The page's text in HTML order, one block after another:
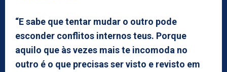
“E sabe que tentar mudar o outro pode
esconder conflitos internos teus. Porque
aquilo que às vezes mais te incomoda no
outro é o que precisas ser visto e revisto em